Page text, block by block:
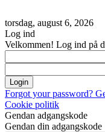
torsdag, august 6, 2026
Log ind
Velkommen! Log ind på
Forgot your password?
Cookie politik
Gendan adgangskode
Gendan din adgangskode